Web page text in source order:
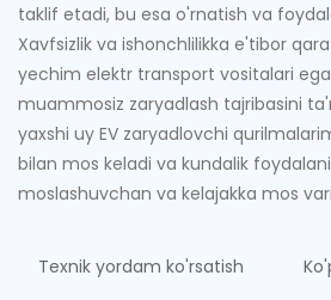
taklif etadi, bu esa o'rnatish va
Xavfsizlik va ishonchlilikka e'tibor
yechim elektr transport vositalari
muammosiz zaryadlash tajribasini
yaxshi uy EV zaryadlovchi
bilan mos keladi va kundalik
moslashuvchan va kelajakka mos
Texnik yordam ko'rsatish